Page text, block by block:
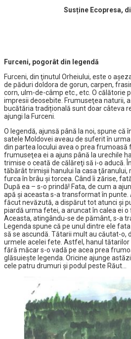
Susține Ecopresa,
Furceni, pogorât din legendă
Furceni, din ţinutul Orheiului, este o
de păduri doldora de gorun, carpen,
corn, ulm-de-câmp etc., etc. O călătorie
impresii deosebite. Frumuseţea naturii,
bucătăria tradițională sunt doar câteva
ajungi la Furceni.
O legendă, ajunsă până la noi, spune că
satele Moldovei aveau de suferit în
din partea locului avea o prea frumoasă
frumuseţea ei a ajuns până la urechile
trimise o ceată de călăreţi să i-o aducă.
tăbărât trimişii hanului la casa ţăranului,
furca în brâu şi torcea. Când îi zărise,
După ea – s-o prindă! Fata, de cum a
apă şi aceasta s-a transformat în
făcut nevăzută, a dispărut tot atunci şi
piardă urma fetei, a aruncat în calea ei o
Aceasta, atingându-se de pământ, s-a
Legenda spune că pe unul dintre ele
să se ascundă. Tătarii mult au căutat-o,
urmele acelei fete. Astfel, hanul tătarilor
fără măcar s-o vadă pe acea prea
glăsuieşte legenda. Oricine ajunge
cele patru drumuri şi podul peste Răut…